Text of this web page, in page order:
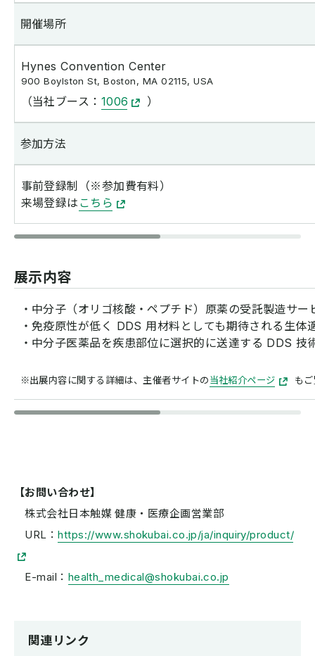
開催場所
Hynes Convention Center
900 Boylston St, Boston, MA 02115, USA
（当社ブース： 1006 ）
参加方法
事前登録制（※参加費有料）
来場登録は こちら
展示内容
・中分子（オリゴ核酸・ペプチド）原薬の受託製造サー
・免疫原性が低く DDS 用材料としても期待される生体
・中分子医薬品を疾患部位に選択的に送達する DDS 技
※出展内容に関する詳細は、主催者サイトの当社紹介ページ も
【お問い合わせ】
株式会社日本触媒 健康・医療企画営業部
URL：https://www.shokubai.co.jp/ja/inquiry/product/
E-mail： health_medical@shokubai.co.jp
関連リンク